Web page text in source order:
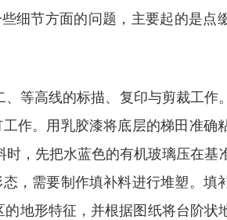
细节方面的问题，主要起的是点
等高线的标描、复印与剪裁工作
作。用乳胶漆将底层的梯田准确
，先把水蓝色的有机玻璃压在基
，需要制作填补料进行堆塑。填
地形特征，并根据图纸将台阶状